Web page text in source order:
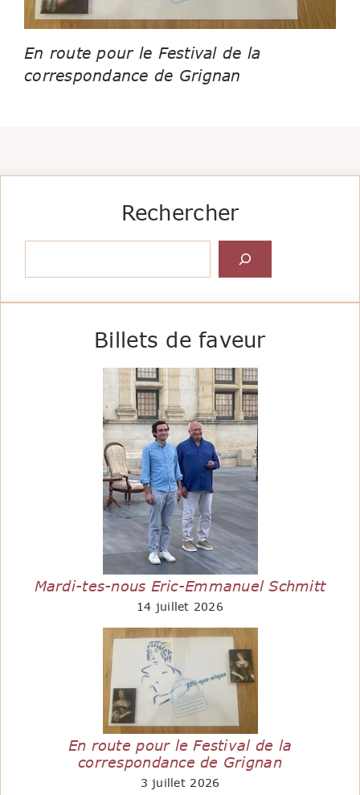
En route pour le Festival de la
correspondance de Grignan
Rechercher
Billets de faveur
Mardi-tes-nous Eric-Emmanuel Schmitt
14 juillet 2026
En route pour le Festival de la
correspondance de Grignan
3 juillet 2026